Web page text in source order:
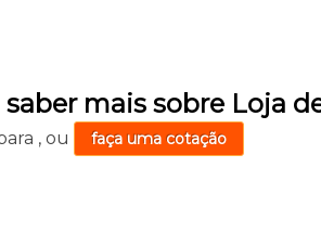
saber mais sobre Loja
,ou faça uma cotação